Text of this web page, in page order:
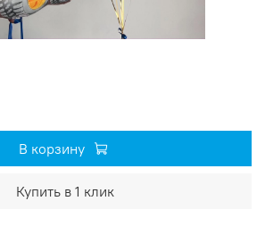
В корзину
Купить в 1 клик